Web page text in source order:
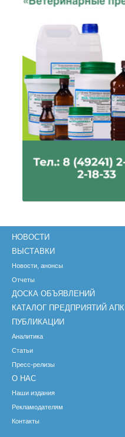
НОВОСТИ
ВЫСТАВКИ
Новости, анонсы
Отчеты
ДОСКА ОБЪЯВЛЕНИЙ
КАТАЛОГ ПРЕДПРИЯТИЙ АПК
ПУБЛИКАЦИИ
Аналитика
Статьи
Пресс-релизы
О НАС
Наши издания
Рекламодателям
Контакты